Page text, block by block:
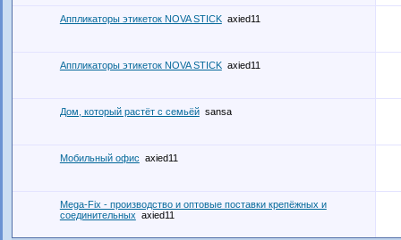
Аппликаторы этикеток NOVA STICK axied11
Аппликаторы этикеток NOVA STICK axied11
Дом, который растёт с семьёй sansa
Мобильный офис axied11
Mega-Fix - производство и оптовые поставки крепёжных и
соединительных axied11